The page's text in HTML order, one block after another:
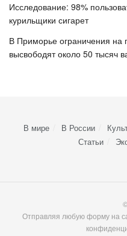
Исследование: 98%
курильщики сигарет
В Приморье ограничения на
высвободят около 50 тысяч
В мире В России
Статьи
Отправляя любую форму на